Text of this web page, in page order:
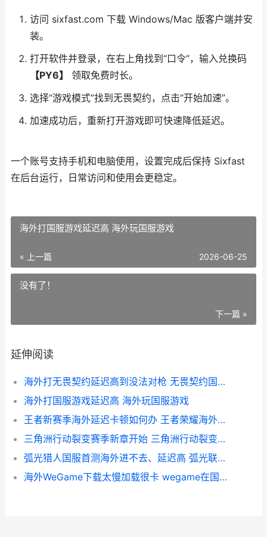
访问 sixfast.com 下载 Windows/Mac 版客户端并安
装。
打开软件并登录，在右上角找到“口令”，输入兑换码
【PY6】
领取免费时长。
选择“游戏模式”找到无畏契约，点击“开始加速”。
加速成功后，重新打开游戏即可快速降低延迟。
一个账号支持手机和电脑使用，设置完成后保持 Sixfast
在后台运行，日常访问和使用会更稳定。
海外打国服游戏延迟高 海外玩国服游戏
« 上一篇 2026-06-25
没有了！
下一篇 »
延伸阅读
海外打无畏契约延迟高到没法对枪 无畏契约国内可以玩吗
海外打国服游戏延迟高 海外玩国服游戏
王者新赛季海外延迟卡顿如何办 王者荣耀海外版火不火
三角洲行动裂变赛季新章开始 三角洲行动裂变之日
弧光猎人国服首测海外进不去、延迟高 弧光联盟怎么加入
海外WeGame下载太慢加载很卡 wegame在国外能玩吗